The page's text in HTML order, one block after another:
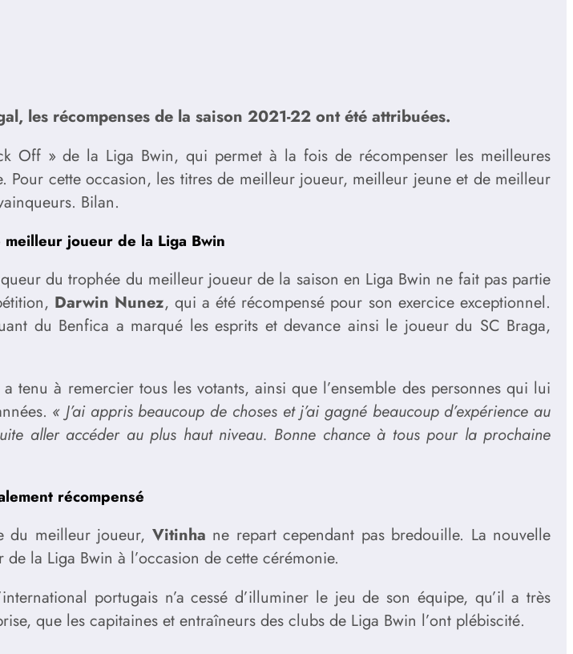
les récompenses de la saison 2021-22 ont été attribuées.
Off » de la Liga Bwin, qui permet à la fois de récompenser les meilleures
Pour cette occasion, les titres de meilleur joueur, meilleur jeune et de meilleur
Bilan.
joueur de la Liga Bwin
du trophée du meilleur joueur de la saison en Liga Bwin ne fait pas partie
Darwin Nunez, qui a été récompensé pour son exercice exceptionnel.
du Benfica a marqué les esprits et devance ainsi le joueur du SC Braga,
tenu à remercier tous les votants, ainsi que l’ensemble des personnes qui lui
« J’ai appris beaucoup de choses et j’ai gagné beaucoup d’expérience au
aller accéder au plus haut niveau. Bonne chance à tous pour la prochaine
récompensé
du meilleur joueur, Vitinha ne repart cependant pas bredouille. La nouvelle
la Liga Bwin à l’occasion de cette cérémonie.
portugais n’a cessé d’illuminer le jeu de son équipe, qu’il a très
que les capitaines et entraîneurs des clubs de Liga Bwin l’ont plébiscité.